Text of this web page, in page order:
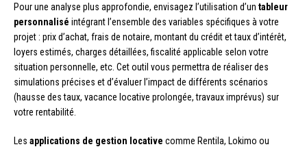
Pour une analyse plus approfondie, envisagez l’utilisation d’un tableur
personnalisé intégrant l’ensemble des variables spécifiques à votre
projet : prix d’achat, frais de notaire, montant du crédit et taux d’intérêt,
loyers estimés, charges détaillées, fiscalité applicable selon votre
situation personnelle, etc. Cet outil vous permettra de réaliser des
simulations précises et d’évaluer l’impact de différents scénarios
(hausse des taux, vacance locative prolongée, travaux imprévus) sur
votre rentabilité.
Les applications de gestion locative comme Rentila, Lokimo ou